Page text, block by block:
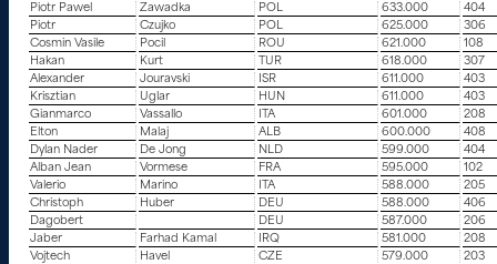
Piotr Pawel
Zawadka POL 633.000
404
Piotr
Czujko POL 625.000
306
Cosmin Vasile
Pocil ROU 621.000
108
Hakan
Kurt TUR 618.000
307
Alexander
Jouravski ISR 611.000
403
Krisztian
Uglar HUN 611.000
403
Gianmarco
Vassallo ITA 601.000
208
Elton
Malaj ALB 600.000
408
Dylan Nader
De Jong NLD 599.000
404
Alban Jean
Vormese FRA 595.000
102
Valerio
Marino ITA 588.000
205
Christoph
Huber DEU 588.000
406
Dagobert
DEU 587.000
206
Jaber
Farhad Kamal IRQ 581.000
208
Vojtech
Havel CZE 579.000
203